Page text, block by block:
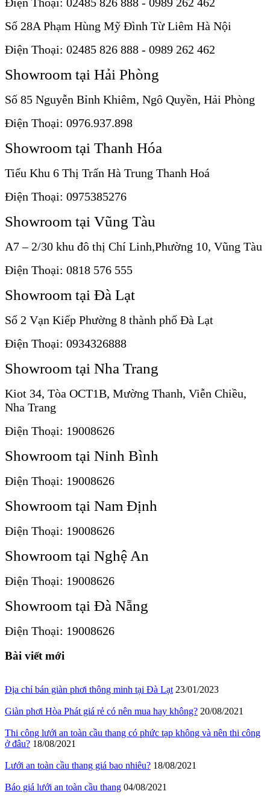
Số 28A Phạm Hùng Mỹ Đình Từ Liêm Hà Nội
Điện Thoại: 02485 826 888 - 0989 262 462
Showroom tại Hải Phòng
Số 85 Nguyễn Bỉnh Khiêm, Ngô Quyền, Hải Phòng
Điện Thoại: 0976.937.898
Showroom tại Thanh Hóa
Tiểu Khu 6 Thị Trấn Hà Trung Thanh Hoá
Điện Thoại: 0975385276
Showroom tại Vũng Tàu
A7 – 2/30 khu đô thị Chí Linh,Phường 10, Vũng Tàu
Điện Thoại: 0818 576 555
Showroom tại Đà Lạt
Số 2 Vạn Kiếp Phường 8 thành phố Đà Lạt
Điện Thoại: 0934326888
Showroom tại Nha Trang
Kiot 34, Tòa OCT1B, Mường Thanh, Viễn Chiều,
Nha Trang
Điện Thoại: 19008626
Showroom tại Ninh Bình
Điện Thoại: 19008626
Showroom tại Nam Định
Điện Thoại: 19008626
Showroom tại Nghệ An
Điện Thoại: 19008626
Showroom tại Đà Nẵng
Điện Thoại: 19008626
Bài viết mới
Địa chỉ bán giàn phơi thông minh tại Đà Lạt 23/01/2023
Giàn phơi Hòa Phát giá rẻ có nên mua hay không? 20/08/2021
Thi công lưới an toàn cầu thang có phức tạp không và nên thi công
ở đâu? 18/08/2021
Lưới an toàn cầu thang giá bao nhiêu? 18/08/2021
Báo giá lưới an toàn cầu thang 04/08/2021